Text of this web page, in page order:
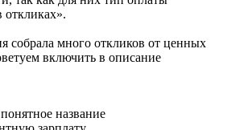
откликах».
собрала много откликов от ценных
включить в описание
название